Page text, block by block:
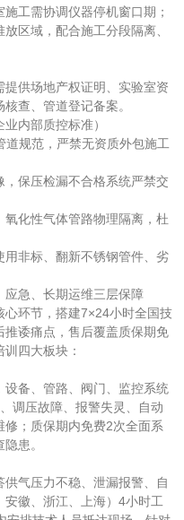
工需协调仪器停机窗口期；
区域，配合施工分段隔离、
供场地产权证明、实验室资
核查、管道登记备案。
业内部质控标准）
道规范，严禁无资质外包施工
保压检漏不合格系统严禁交
化性气体管路物理隔离，杜
非标、翻新不锈钢管件、劣
应急、长期运维三层保障
环节，搭建7×24小时全国技
诿痛点，售后覆盖质保期免
训四大板块：
备、管路、阀门、监控系统
调压故障、报警失灵、自动
；质保期内免费2次全面系
隐患。
气压力不稳、泄漏报警、自
徽、浙江、上海）4小时工